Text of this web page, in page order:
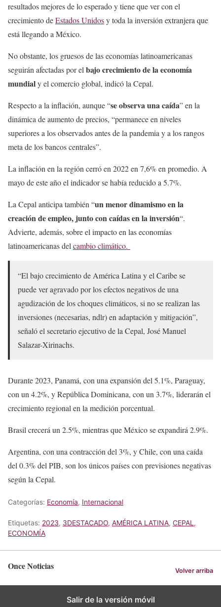
resultados mejores de lo esperado y tiene que ver con el
crecimiento deEstados Unidosy toda la inversión extranjera que
está llegando a México.
No obstante, los gruesos de las economías latinoamericanas
seguirán afectadas por el bajo crecimiento de la economía
mundialy el comercio global, indicó la Cepal.
Respecto a la inflación, aunque “se observa una caída” en la
dinámica de aumento de precios, “permanece en niveles
superiores a los observados antes de la pandemia y a los rangos
meta de los bancos centrales”.
La inflación en la región cerró en 2022 en 7,6% en promedio. A
mayo de este año el indicador se había reducido a 5.7%.
La Cepal anticipa también “un menor dinamismo en la
creación de empleo, junto con caídas en la inversión“.
Advierte, además, sobre el impacto en las economías
latinoamericanas del cambio climático.
“El bajo crecimiento de América Latina y el Caribe se
puede ver agravado por los efectos negativos de una
agudización de los choques climáticos, si no se realizan las
inversiones (necesarias, ndlr) en adaptación y mitigación”,
señaló el secretario ejecutivo de la Cepal, José Manuel
Salazar-Xirinachs.
Durante 2023, Panamá, con una expansión del 5.1%, Paraguay,
con un 4.2%, y República Dominicana, con un 3.7%, liderarán el
crecimiento regional en la medición porcentual.
Brasil crecerá un 2.5%, mientras que México se expandirá 2.9%.
Argentina, con una contracción del 3%, y Chile, con una caída
del 0.3% del PIB, son los únicos países con previsiones negativas
según la Cepal.
Categorías: Economía, Internacional
Etiquetas: 2023, 3DESTACADO, AMÉRICA LATINA, CEPAL ,
ECONOMÍA
Once Noticias Volver arriba
Salir de la versión móvil